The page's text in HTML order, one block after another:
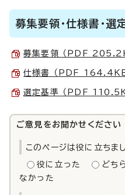
募集要領・仕様書・選
募集要領 （PDF
仕様書 （PDF 164.4KB
選定基準 （PDF
ご意見をお聞かせください
このページは役に立ちま
役に立った どち
なかった